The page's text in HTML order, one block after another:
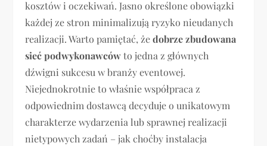
kosztów i oczekiwań. Jasno określone obowiązki
każdej ze stron minimalizują ryzyko nieudanych
realizacji. Warto pamiętać, żedobrze zbudowana
sieć podwykonawcówto jedna z głównych
dźwigni sukcesu w branży eventowej.
Niejednokrotnie to właśnie współpraca z
odpowiednim dostawcą decyduje o unikatowym
charakterze wydarzenia lub sprawnej realizacji
nietypowych zadań – jak choćby instalacja